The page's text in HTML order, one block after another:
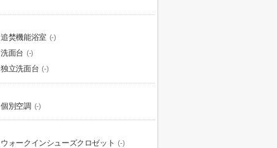
追焚機能浴室 (-)
洗面台 (-)
独立洗面台 (-)
個別空調 (-)
ウォークインシューズクロゼット (-)